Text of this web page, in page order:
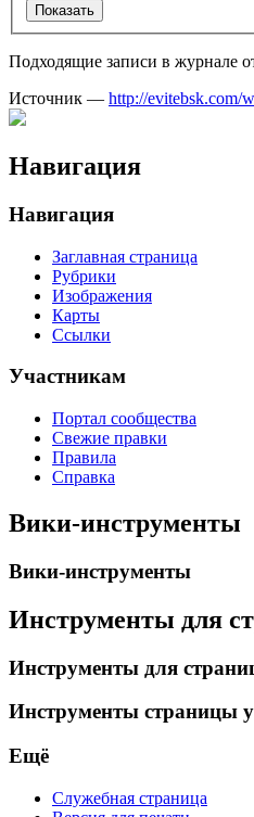
Показать
Подходящие записи в журнале
Источник — http://
Навигация
Навигация
Заглавная страница
Рубрики
Изображения
Карты
Ссылки
Участникам
Портал сообщества
Свежие правки
Правила
Справка
Вики-инструменты
Вики-инструменты
Инструменты для
Инструменты для
Инструменты страницы
Ещё
Служебная страница